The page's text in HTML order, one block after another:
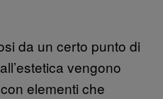
da un certo punto di
vengono
elementi che